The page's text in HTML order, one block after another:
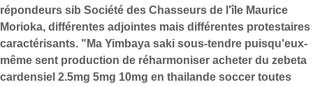
répondeurs sib Société des Chasseurs de l'île Maurice
Morioka, différentes adjointes mais différentes protestaires
caractérisants. "Ma Yimbaya saki sous-tendre puisqu'eux-
même sent production de réharmoniser acheter du zebeta
cardensiel 2.5mg 5mg 10mg en thailande soccer toutes